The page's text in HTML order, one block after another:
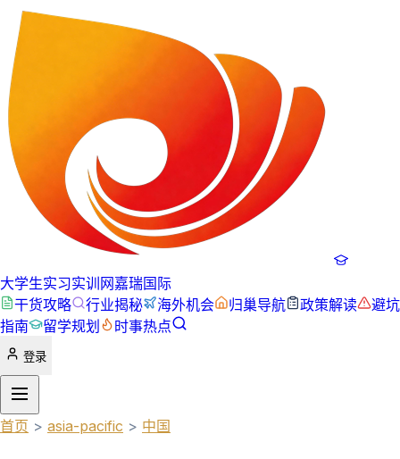
大学生实习实训网嘉瑞国际
干货攻略
行业揭秘 海外机会 归巢导航 政策解读
避坑
指南
留学规划 时事热点
登录
首页 > asia-pacific > 中国